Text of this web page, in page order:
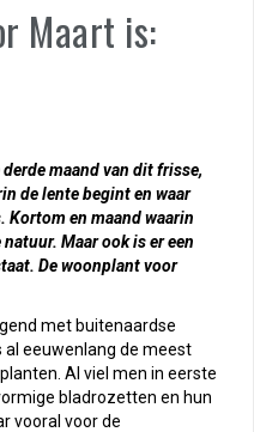
Maart is:
maand van dit frisse,
de lente begint en waar
Kortom en maand waarin
Maar ook is er een
De woonplant voor
met buitenaardse
al eeuwenlang de meest
Al viel men in eerste
bladrozetten en hun
vooral voor de